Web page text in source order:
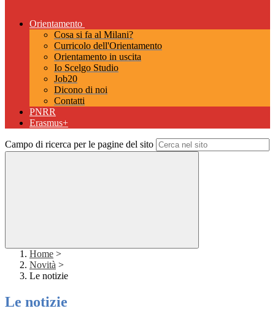
Orientamento
Cosa si fa al Milani?
Curricolo dell'Orientamento
Orientamento in uscita
Io Scelgo Studio
Job20
Dicono di noi
Contatti
PNRR
Erasmus+
Campo di ricerca per le pagine del sito
Home >
Novità >
Le notizie
Le notizie